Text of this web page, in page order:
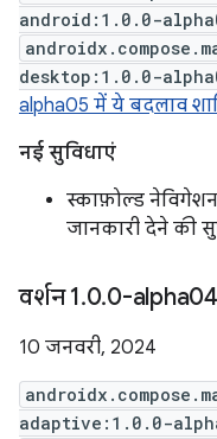
android:1.0.0-
desktop:1.0.0-
alpha05 में ये बदलाव
नई सुविधाएं
स्काफ़ोल्ड
जानकारी देने की
वर्शन 1.0.0-alpha04
10 जनवरी, 2024
adaptive:1.0.0-